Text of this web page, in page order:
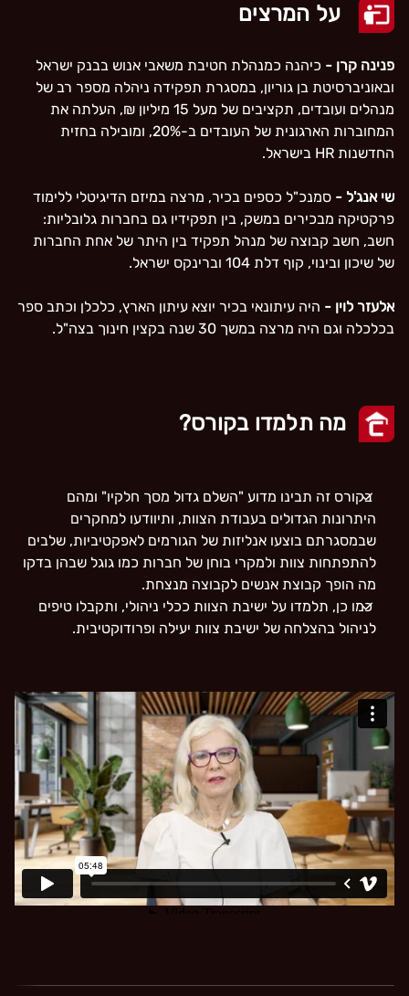
על המרצים
פנינה קרן - כיהנה כמנהלת חטיבת משאבי אנוש בבנק ישראל
ובאוניברסיטת בן גוריון, במסגרת תפקידה ניהלה מספר רב של
מנהלים ועובדים, תקציבים של מעל 15 מיליון ₪, העלתה את
המחוברות הארגונית של העובדים ב-20%, ומובילה בחזית
החדשנות HR בישראל.
שי אנג'ל - סמנכ"ל כספים בכיר, מרצה במיזם הדיגיטלי ללימוד
פרקטיקה מבכירים במשק, בין תפקידיו גם בחברות גלובליות:
חשב, חשב קבוצה של מנהל תפקיד בין היתר של אחת החברות
של שיכון ובינוי, קוף דלת 104 וברינקס ישראל.
אלעזר לוין - היה עיתונאי בכיר יוצא עיתון הארץ, כלכלן וכתב ספר
בכלכלה וגם היה מרצה במשך 30 שנה בקצין חינוך בצה"ל.
מה תלמדו בקורס?
בקורס זה תבינו מדוע "השלם גדול מסך חלקיו" ומהם
היתרונות הגדולים בעבודת הצוות, ותיוודעו למחקרים
שבמסגרתם בוצעו אנליזות של הגורמים לאפקטיביות, שלבים
להתפתחות צוות ולמקרי בוחן של חברות כמו גוגל שבהן בדקו
מה הופך קבוצת אנשים לקבוצה מנצחת.
כמו כן, תלמדו על ישיבת הצוות ככלי ניהולי, ותקבלו טיפים
לניהול בהצלחה של ישיבת צוות יעילה ופרודוקטיבית.